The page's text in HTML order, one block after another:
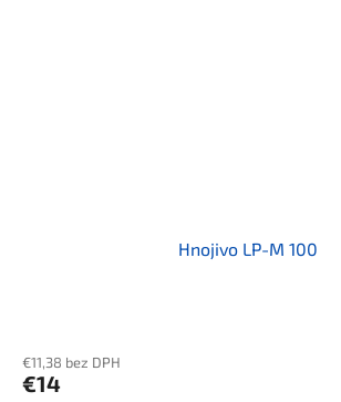
Hnojivo LP-M 100
€11,38 bez DPH
€14